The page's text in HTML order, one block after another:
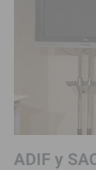
ADIF y